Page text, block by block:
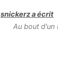
snickerz a écrit
Au bout d'un